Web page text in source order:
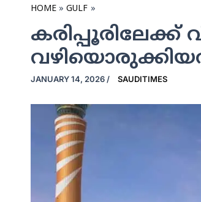
HOME GULF
കരിപ്പൂരിലേക്ക്
JANUARY 14, 2026 / SAUDITIMES